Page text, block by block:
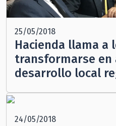
25/05/2018
Hacienda llama a
transformarse en
desarrollo local
24/05/2018